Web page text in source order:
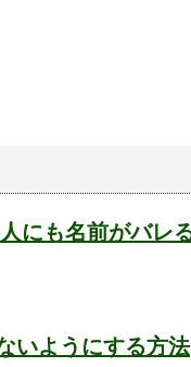
にも名前がバレ
いようにする方法